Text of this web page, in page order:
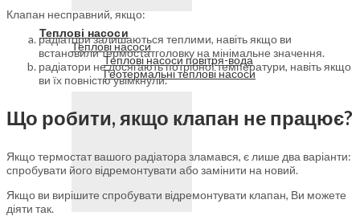
Теплові насоси
Теплові насоси
Теплові насоси повітря-вода
Геотермальні теплові насоси
Клапан несправний, якщо:
радіатори залишаються теплими, навіть якщо ви
встановили термостатголовку на мінімальне значення.
радіатори не досягають потрібної температури, навіть якщо
ви їх повністю увімкнули.
Що робити, якщо клапан не працює?
Якщо термостат вашого радіатора зламався, є лише два варіанти:
спробувати його відремонтувати або замінити на новий.
Якщо ви вирішите спробувати відремонтувати клапан, Ви можете
діяти так.